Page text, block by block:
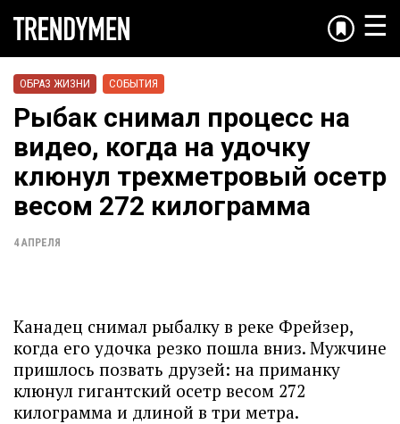
☰
ОБРАЗ ЖИЗНИ СОБЫТИЯ
Рыбак снимал процесс на
видео, когда на удочку
клюнул трехметровый осетр
весом 272 килограмма
4 АПРЕЛЯ
Канадец снимал рыбалку в реке Фрейзер,
когда его удочка резко пошла вниз. Мужчине
пришлось позвать друзей: на приманку
клюнул гигантский осетр весом 272
килограмма и длиной в три метра.